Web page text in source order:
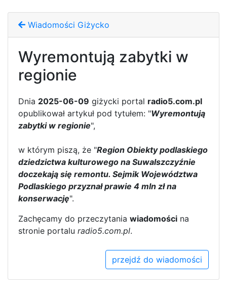
Wiadomości Giżycko
Wyremontują zabytki w
regionie
Dnia 2025-06-09 giżycki portal radio5.com.pl
opublikował artykuł pod tytułem: "Wyremontują
zabytki w regionie",
w którym piszą, że "Region Obiekty podlaskiego
dziedzictwa kulturowego na Suwalszczyźnie
doczekają się remontu. Sejmik Województwa
Podlaskiego przyznał prawie 4 mln zł na
konserwację".
Zachęcamy do przeczytania wiadomości na
stronie portalu radio5.com.pl.
przejdź do wiadomości